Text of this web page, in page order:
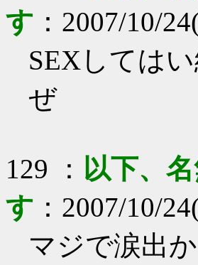
す ： 2007/10/
SEXしては
ぜ
129 ： 以下、
す ： 2007/10/
マジで涙出